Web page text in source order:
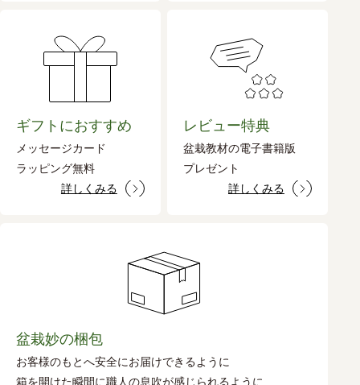
ギフトにおすすめ
メッセージカード
ラッピング無料
詳しくみる
レビュー特典
盆栽教材の電子書籍版
プレゼント
詳しくみる
盆栽妙の梱包
お客様のもとへ安全にお届けできるように
箱を開けた瞬間に職人の息吹が感じられるように